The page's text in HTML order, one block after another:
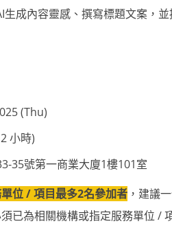
生成內容靈感、撰寫標題文案，
(Thu)
小時)
35號第一商業大廈1樓101室
位 / 項目最多2名參加者 ，建議
已為相關機構或指定服務單位 /